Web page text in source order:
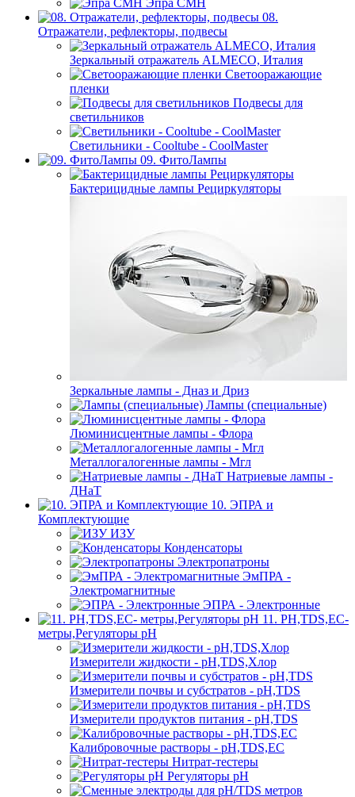
Эпра СМН
08.
Отражатели, рефлекторы, подвесы
Зеркальный отражатель ALMECO, Италия
Светооражающие
пленки
Подвесы для
светильников
Светильники - Cooltube - CoolMaster
09. ФитоЛампы
Бактерицидные лампы Рециркуляторы
Зеркальные лампы - Дназ и Дриз
Лампы (специальные)
Люминисцентные лампы - Флора
Металлогалогенные лампы - Мгл
Натриевые лампы -
ДНаТ
10. ЭПРА и
Комплектующие
ИЗУ
Конденсаторы
Электропатроны
ЭмПРА -
Электромагнитные
ЭПРА - Электронные
11. PH,TDS,EC-
метры,Регуляторы pН
Измерители жидкости - pH,TDS,Хлор
Измерители почвы и субстратов - pH,TDS
Измерители продуктов питания - pH,TDS
Калибровочные растворы - pH,TDS,EC
Нитрат-тестеры
Регуляторы pН